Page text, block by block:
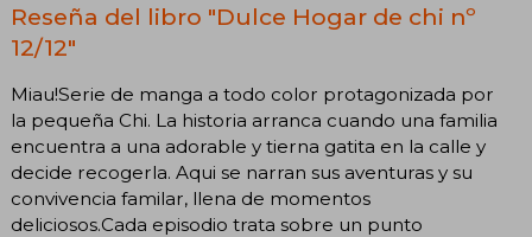
Reseña del libro "Dulce Hogar de chi nº
12/12"
Miau!Serie de manga a todo color protagonizada por
la pequeña Chi. La historia arranca cuando una familia
encuentra a una adorable y tierna gatita en la calle y
decide recogerla. Aqui se narran sus aventuras y su
convivencia familar, llena de momentos
deliciosos.Cada episodio trata sobre un punto